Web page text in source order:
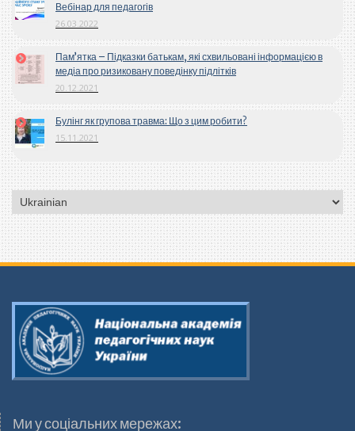
Вебінар для педагогів
26.03.2022
Пам’ятка – Підказки батькам, які схвильовані інформацією в
медіа про ризиковану поведінку підлітків
20.12.2021
Булінг як групова травма: Що з цим робити?
15.11.2021
Вибрати
мову
Ми у соціальних мережах: